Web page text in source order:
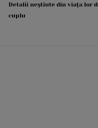
Detalii neștiute din viața lor
cuplu